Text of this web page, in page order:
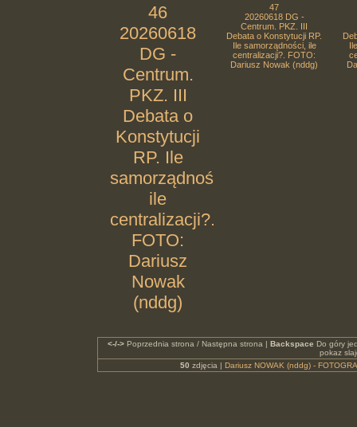
46
20260618
DG -
Centrum.
PKZ. III
Debata o
Konstytucji
RP. Ile
samorządności,
ile
centralizacji?.
FOTO:
Dariusz
Nowak
(nddg)
47
20260618 DG -
Centrum. PKZ. III
Debata o Konstytucji RP.
Ile samorządności, ile
centralizacji?. FOTO:
Dariusz Nowak (nddg)
<-/->Poprzednia strona / Następna strona | Backspace Do góry
pokaz
50 zdjęcia | Dariusz NOWAK (nddg) -